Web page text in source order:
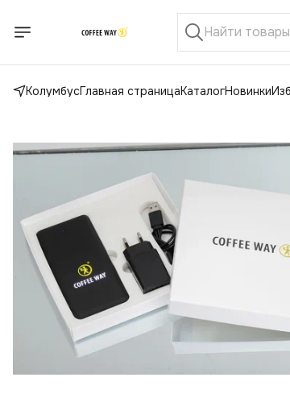
КолумбусГлавная страницаКаталогНовинки